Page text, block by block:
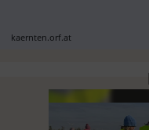
kaernten.orf.at